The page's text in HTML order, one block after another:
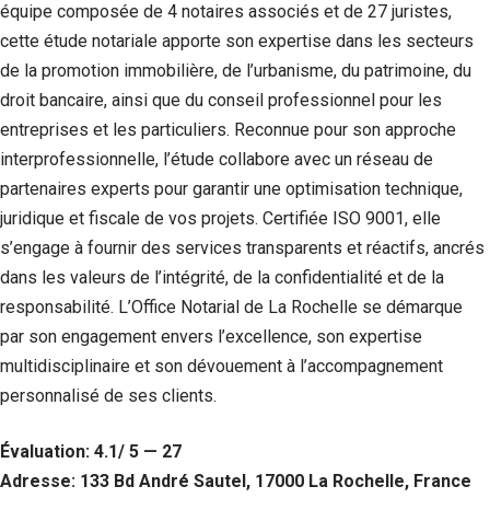
équipe composée de 4 notaires associés et de 27 juristes,
cette étude notariale apporte son expertise dans les secteurs
de la promotion immobilière, de l’urbanisme, du patrimoine, du
droit bancaire, ainsi que du conseil professionnel pour les
entreprises et les particuliers. Reconnue pour son approche
interprofessionnelle, l’étude collabore avec un réseau de
partenaires experts pour garantir une optimisation technique,
juridique et fiscale de vos projets. Certifiée ISO 9001, elle
s’engage à fournir des services transparents et réactifs, ancrés
dans les valeurs de l’intégrité, de la confidentialité et de la
responsabilité. L’Office Notarial de La Rochelle se démarque
par son engagement envers l’excellence, son expertise
multidisciplinaire et son dévouement à l’accompagnement
personnalisé de ses clients.
Évaluation: 4.1/ 5 — 27
Adresse: 133 Bd André Sautel, 17000 La Rochelle, France